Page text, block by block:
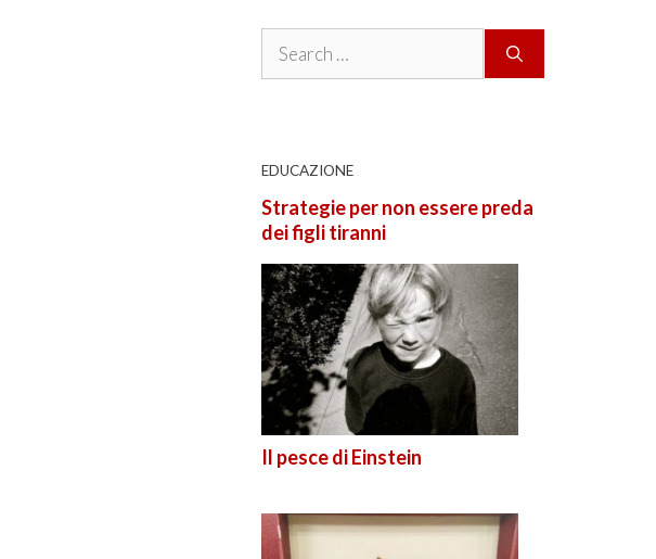
Search
EDUCAZIONE
Strategie per non essere preda
dei figli tiranni
Il pesce di Einstein